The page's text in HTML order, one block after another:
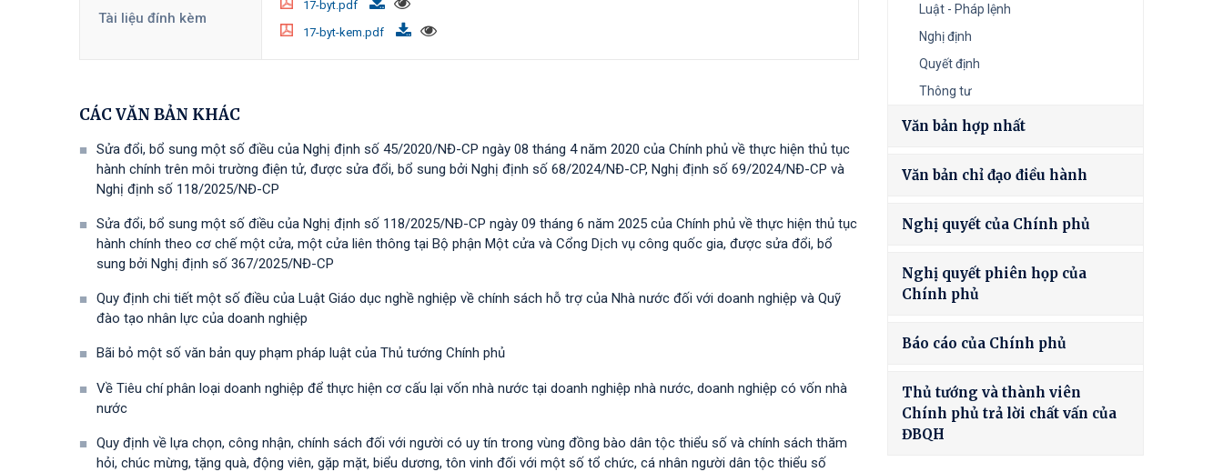
Tài liệu đính kèm
17-byt.pdf
17-byt-kem.pdf
CÁC VĂN BẢN KHÁC
Sửa đổi, bổ sung một số điều của Nghị định số 45/2020/NĐ-CP ngày 08 tháng 4 năm 2020 của Chính phủ về thực hiện thủ tục
hành chính trên môi trường điện tử, được sửa đổi, bổ sung bởi Nghị định số 68/2024/NĐ-CP, Nghị định số 69/2024/NĐ-CP và
Nghị định số 118/2025/NĐ-СР
Sửa đổi, bổ sung một số điều của Nghị định số 118/2025/NĐ-CP ngày 09 tháng 6 năm 2025 của Chính phủ về thực hiện thủ tục
hành chính theo cơ chế một cửa, một cửa liên thông tại Bộ phận Một cửa và Cổng Dịch vụ công quốc gia, được sửa đổi, bổ
sung bởi Nghị định số 367/2025/NĐ-СР
Quy định chi tiết một số điều của Luật Giáo dục nghề nghiệp về chính sách hỗ trợ của Nhà nước đối với doanh nghiệp và Quỹ
đào tạo nhân lực của doanh nghiệp
Bãi bỏ một số văn bản quy phạm pháp luật của Thủ tướng Chính phủ
Về Tiêu chí phân loại doanh nghiệp để thực hiện cơ cấu lại vốn nhà nước tại doanh nghiệp nhà nước, doanh nghiệp có vốn nhà
nước
Quy định về lựa chọn, công nhận, chính sách đối với người có uy tín trong vùng đồng bào dân tộc thiểu số và chính sách thăm
hỏi, chúc mừng, tặng quà, động viên, gặp mặt, biểu dương, tôn vinh đối với một số tổ chức, cá nhân người dân tộc thiểu số
Luật - Pháp lệnh
Nghị định
Quyết định
Thông tư
Văn bản hợp nhất
Văn bản chỉ đạo điều hành
Nghị quyết của Chính phủ
Nghị quyết phiên họp của
Chính phủ
Báo cáo của Chính phủ
Thủ tướng và thành viên
Chính phủ trả lời chất vấn của
ĐBQH